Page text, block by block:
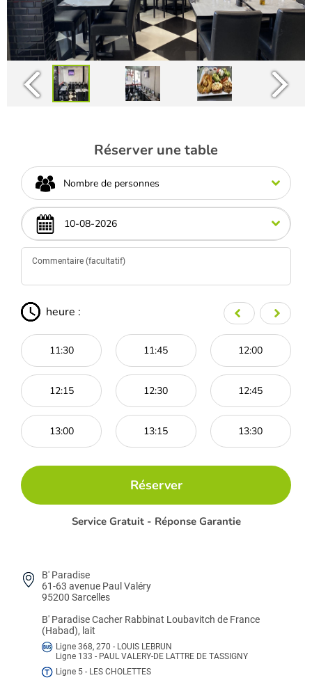
Réserver une table
Nombre de personnes
heure :
11:30 11:45 12:00
12:15 12:30 12:45
13:00 13:15 13:30
Réserver
Service Gratuit - Réponse Garantie
B' Paradise
61-63 avenue Paul Valéry
95200 Sarcelles
B' ParadiseCacher Rabbinat Loubavitch de France
(Habad), lait
Ligne 368, 270 - LOUIS LEBRUN
Ligne 133 - PAUL VALERY-DE LATTRE DE TASSIGNY
Ligne 5 - LES CHOLETTES